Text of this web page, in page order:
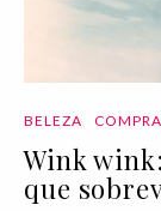
BELEZA
Wink
que